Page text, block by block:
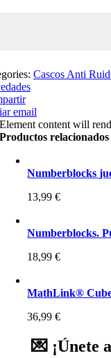
Cascos Anti
email
Element content will
Productos relacionados
Numberblocks
13,99€
Numberblocks.
18,99€
MathLink®
36,99€
💌 ¡Únete